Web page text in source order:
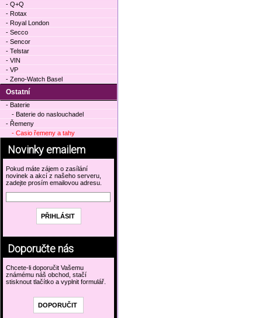
- Q+Q
- Rotax
- Royal London
- Secco
- Sencor
- Telstar
- VIN
- VP
- Zeno-Watch Basel
Ostatní
- Baterie
- Baterie do naslouchadel
- Řemeny
- Casio řemeny a tahy
Novinky emailem
Pokud máte zájem o zasílání
novinek a akcí z našeho serveru,
zadejte prosím emailovou adresu.
Doporučte nás
Chcete-li doporučit Vašemu
známému náš obchod, stačí
stisknout tlačítko a vyplnit formulář.